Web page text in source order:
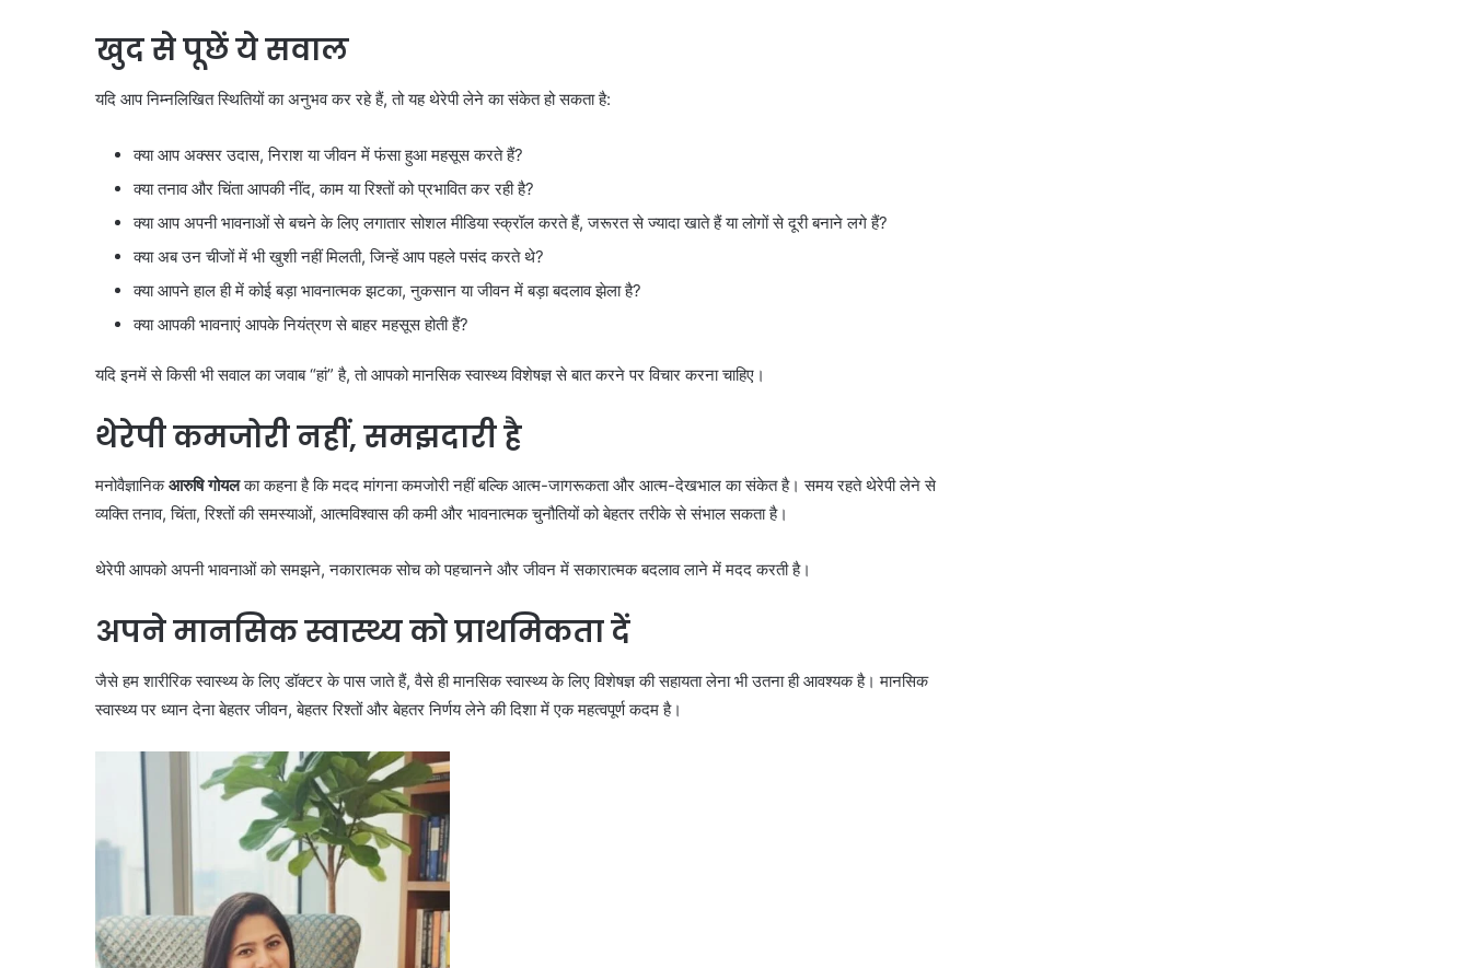
खुद से पूछें ये सवाल
यदि आप निम्नलिखित स्थितियों का अनुभव कर रहे हैं, तो यह थेरेपी लेने का संकेत हो सकता है:
क्या आप अक्सर उदास, निराश या जीवन में फंसा हुआ महसूस करते हैं?
क्या तनाव और चिंता आपकी नींद, काम या रिश्तों को प्रभावित कर रही है?
क्या आप अपनी भावनाओं से बचने के लिए लगातार सोशल मीडिया स्क्रॉल करते हैं, जरूरत से ज्यादा खाते हैं या लोगों से दूरी बनाने लगे हैं?
क्या अब उन चीजों में भी खुशी नहीं मिलती, जिन्हें आप पहले पसंद करते थे?
क्या आपने हाल ही में कोई बड़ा भावनात्मक झटका, नुकसान या जीवन में बड़ा बदलाव झेला है?
क्या आपकी भावनाएं आपके नियंत्रण से बाहर महसूस होती हैं?
यदि इनमें से किसी भी सवाल का जवाब “हां” है, तो आपको मानसिक स्वास्थ्य विशेषज्ञ से बात करने पर विचार करना चाहिए।
थेरेपी कमजोरी नहीं, समझदारी है
मनोवैज्ञानिकआरुषि गोयलका कहना है कि मदद मांगना कमजोरी नहीं बल्कि आत्म-जागरूकता और आत्म-देखभाल का संकेत है। समय रहते थेरेपी लेने से
व्यक्ति तनाव, चिंता, रिश्तों की समस्याओं, आत्मविश्वास की कमी और भावनात्मक चुनौतियों को बेहतर तरीके से संभाल सकता है।
थेरेपी आपको अपनी भावनाओं को समझने, नकारात्मक सोच को पहचानने और जीवन में सकारात्मक बदलाव लाने में मदद करती है।
अपने मानसिक स्वास्थ्य को प्राथमिकता दें
जैसे हम शारीरिक स्वास्थ्य के लिए डॉक्टर के पास जाते हैं, वैसे ही मानसिक स्वास्थ्य के लिए विशेषज्ञ की सहायता लेना भी उतना ही आवश्यक है। मानसिक
स्वास्थ्य पर ध्यान देना बेहतर जीवन, बेहतर रिश्तों और बेहतर निर्णय लेने की दिशा में एक महत्वपूर्ण कदम है।